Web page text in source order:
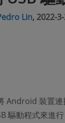
Lin, 2022-
Android 裝置
驅動程式來進